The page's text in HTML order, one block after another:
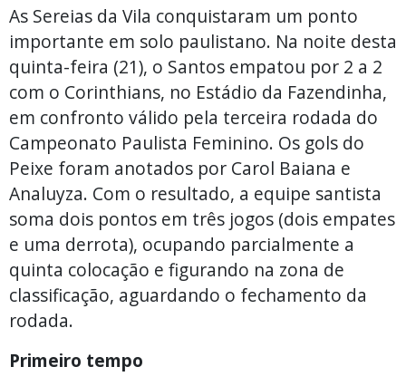
As Sereias da Vila conquistaram um ponto
importante em solo paulistano. Na noite desta
quinta-feira (21), o Santos empatou por 2 a 2
com o Corinthians, no Estádio da Fazendinha,
em confronto válido pela terceira rodada do
Campeonato Paulista Feminino. Os gols do
Peixe foram anotados por Carol Baiana e
Analuyza. Com o resultado, a equipe santista
soma dois pontos em três jogos (dois empates
e uma derrota), ocupando parcialmente a
quinta colocação e figurando na zona de
classificação, aguardando o fechamento da
rodada.
Primeiro tempo